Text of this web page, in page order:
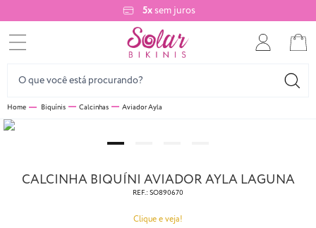
5xsem juros
Biquínis Calcinhas Aviador Ayla
CALCINHA BIQUÍNI AVIADOR AYLA LAGUNA
REF.: SO890670
Clique e veja!